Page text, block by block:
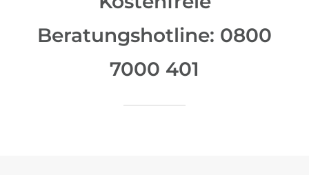
Beratungshotline: 0800
7000 401